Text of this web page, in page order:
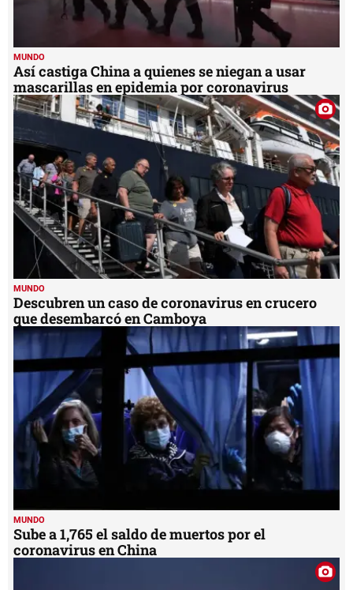
MUNDO
Así castiga China a quienes se niegan a usar
mascarillas en epidemia por coronavirus
MUNDO
Descubren un caso de coronavirus en crucero
que desembarcó en Camboya
MUNDO
Sube a 1,765 el saldo de muertos por el
coronavirus en China